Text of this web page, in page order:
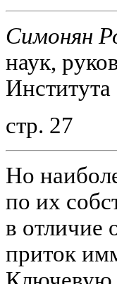
Симонян
наук,
стр. 27
Но
по их
в отличие
приток